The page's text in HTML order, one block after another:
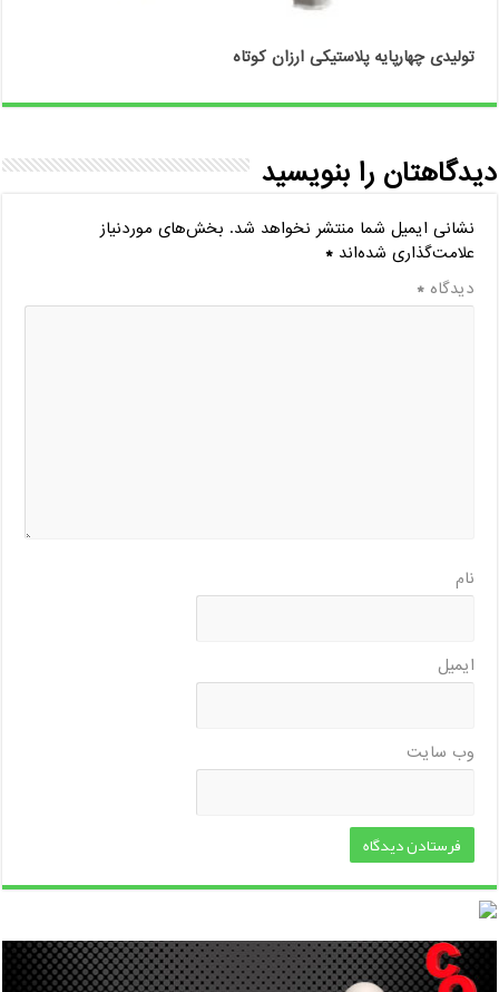
تولیدی چهارپایه پلاستیکی ارزان کوتاه
دیدگاهتان را بنویسید
نشانی ایمیل شما منتشر نخواهد شد. بخش‌های موردنیاز
علامت‌گذاری شده‌اند*
دیدگاه*
نام
ایمیل
وب‌ سایت